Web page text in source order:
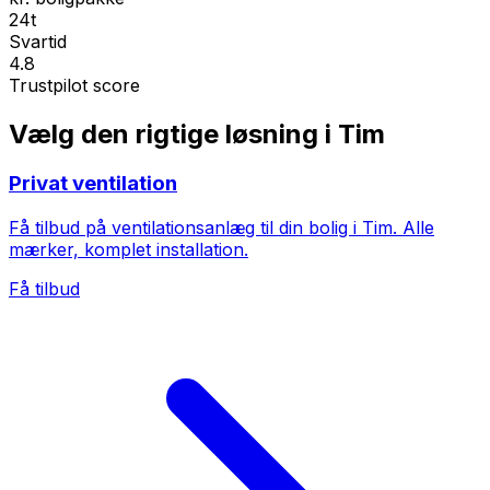
24t
Svartid
4.8
Trustpilot score
Vælg den rigtige løsning i Tim
Privat ventilation
Få tilbud på ventilationsanlæg til din bolig i Tim. Alle
mærker, komplet installation.
Få tilbud